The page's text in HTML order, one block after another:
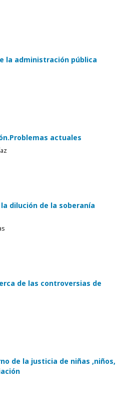
la administración pública
actuales
dilución de la soberanía
de las controversias de
de la justicia de niñas ,niños,